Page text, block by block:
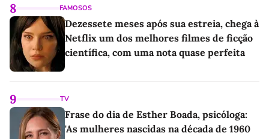
8 FAMOSOS
Dezessete meses após sua estreia, chega à
Netflix um dos melhores filmes de ficção
científica, com uma nota quase perfeita
9 TV
Frase do dia de Esther Boada, psicóloga:
'As mulheres nascidas na década de 1960